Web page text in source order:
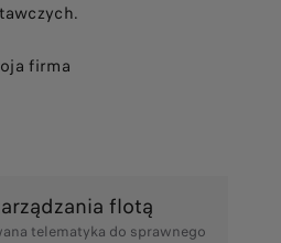
firma
flotą
telematyka do sprawnego